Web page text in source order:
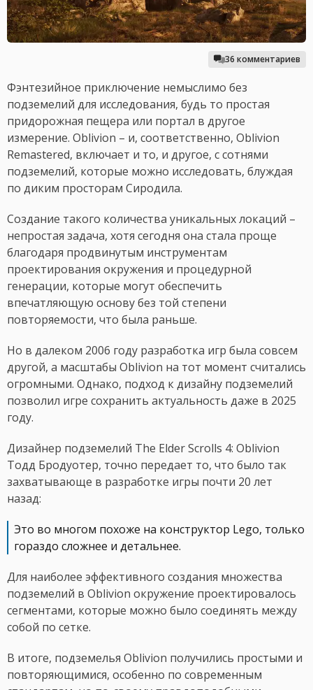
36 комментариев
Фэнтезийное приключение немыслимо без
подземелий для исследования, будь то простая
придорожная пещера или портал в другое
измерение. Oblivion – и, соответственно, Oblivion
Remastered, включает и то, и другое, с сотнями
подземелий, которые можно исследовать, блуждая
по диким просторам Сиродила.
Создание такого количества уникальных локаций –
непростая задача, хотя сегодня она стала проще
благодаря продвинутым инструментам
проектирования окружения и процедурной
генерации, которые могут обеспечить
впечатляющую основу без той степени
повторяемости, что была раньше.
Но в далеком 2006 году разработка игр была совсем
другой, а масштабы Oblivion на тот момент считались
огромными. Однако, подход к дизайну подземелий
позволил игре сохранить актуальность даже в 2025
году.
Дизайнер подземелий The Elder Scrolls 4: Oblivion
Тодд Бродуотер, точно передает то, что было так
захватывающе в разработке игры почти 20 лет
назад:
Это во многом похоже на конструктор Lego, только
гораздо сложнее и детальнее.
Для наиболее эффективного создания множества
подземелий в Oblivion окружение проектировалось
сегментами, которые можно было соединять между
собой по сетке.
В итоге, подземелья Oblivion получились простыми и
повторяющимися, особенно по современным